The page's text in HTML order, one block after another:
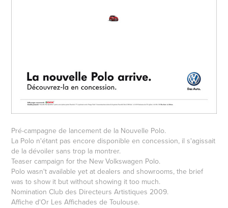
Pré-campagne de lancement de la Nouvelle Polo.
La Polo n'étant pas encore disponible en concession, il s'agissait
de la dévoiler sans trop la montrer.
Teaser campaign for the New Volkswagen Polo.
Polo wasn't available yet at dealers and showrooms, the brief
was to show it but without showing it too much.
Nomination Club des Directeurs Artistiques 2009.
Affiche d'Or Les Affichades de Toulouse.